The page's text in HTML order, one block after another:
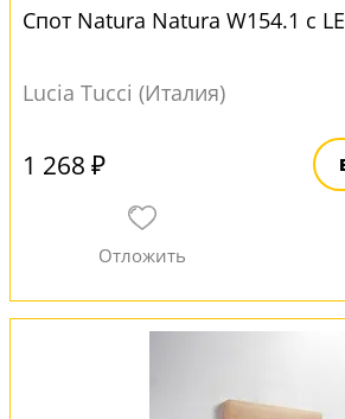
Спот Natura Natura W154.1 с
Lucia Tucci (Италия)
1 268 ₽